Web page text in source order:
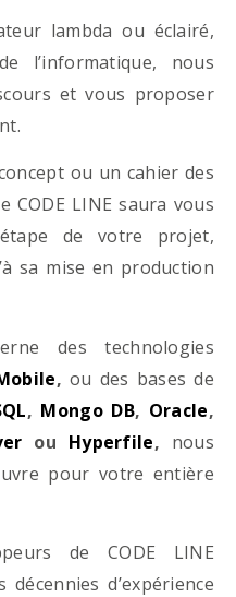
lambda ou éclairé,
l’informatique, nous
et vous proposer
ou un cahier des
CODE LINE saura vous
de votre projet,
sa mise en production
des technologies
, ou des bases de
, Mongo DB, Oracle,
ou Hyperfile, nous
pour votre entière
de CODE LINE
d’expérience